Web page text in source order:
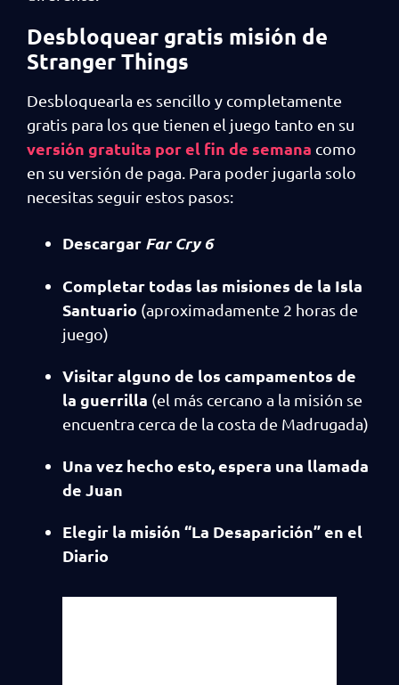
Desbloquear gratis misión de
Stranger Things
Desbloquearla es sencillo y completamente
gratis para los que tienen el juego tanto en su
versión gratuita por el fin de semana como
en su versión de paga. Para poder jugarla solo
necesitas seguir estos pasos:
Descargar Far Cry 6
Completar todas las misiones de la Isla
Santuario (aproximadamente 2 horas de
juego)
Visitar alguno de los campamentos de
la guerrilla (el más cercano a la misión se
encuentra cerca de la costa de Madrugada)
Una vez hecho esto, espera una llamada
de Juan
Elegir la misión “La Desaparición” en el
Diario